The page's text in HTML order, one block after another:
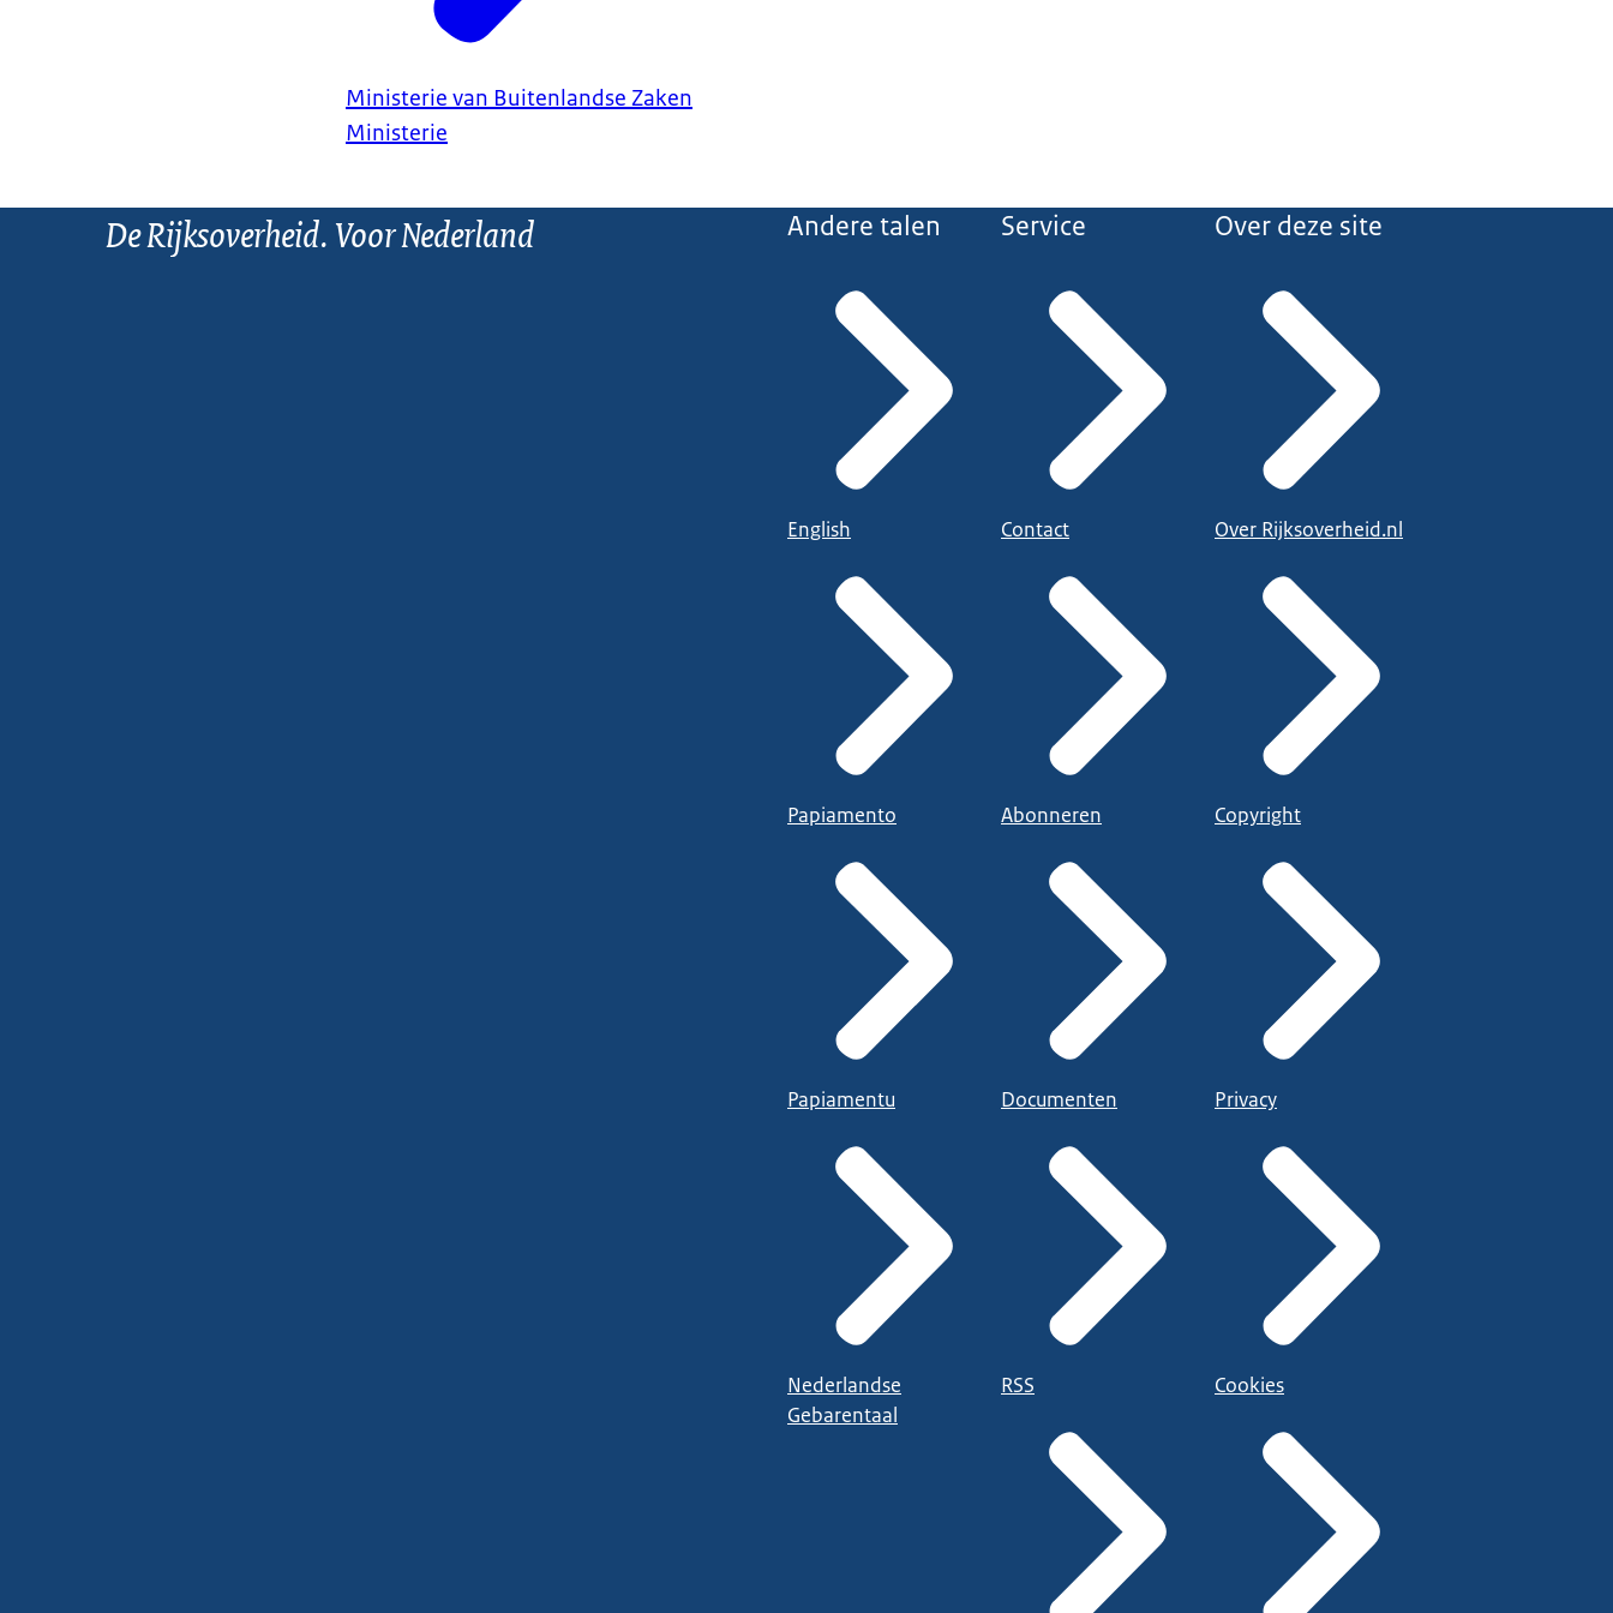
Ministerie van Buitenlandse Zaken
Ministerie
De Rijksoverheid. Voor Nederland Andere talen
English
Papiamento
Papiamentu
Nederlandse
Gebarentaal
Service
Contact
Abonneren
Documenten
RSS
Over deze site
Over Rijksoverheid.nl
Copyright
Privacy
Cookies